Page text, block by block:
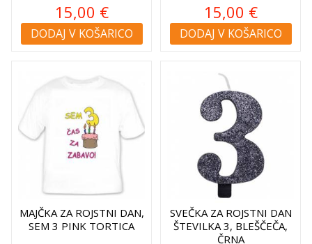
15,00 €
DODAJ V KOŠARICO
15,00 €
DODAJ V KOŠARICO
MAJČKA ZA ROJSTNI DAN,
SEM 3 PINK TORTICA
SVEČKA ZA ROJSTNI DAN
ŠTEVILKA 3, BLEŠČEČA,
ČRNA